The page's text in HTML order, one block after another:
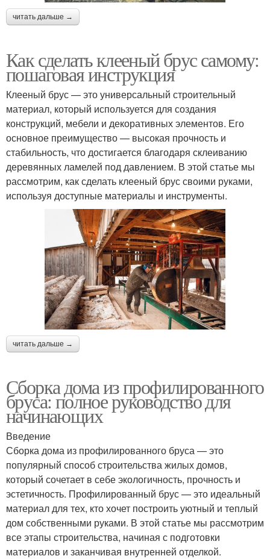
читать дальше →
Как сделать клееный брус самому:
пошаговая инструкция
Клееный брус — это универсальный строительный
материал, который используется для создания
конструкций, мебели и декоративных элементов. Его
основное преимущество — высокая прочность и
стабильность, что достигается благодаря склеиванию
деревянных ламелей под давлением. В этой статье мы
рассмотрим, как сделать клееный брус своими руками,
используя доступные материалы и инструменты.
читать дальше →
Сборка дома из профилированного
бруса: полное руководство для
начинающих
Введение
Сборка дома из профилированного бруса — это
популярный способ строительства жилых домов,
который сочетает в себе экологичность, прочность и
эстетичность. Профилированный брус — это идеальный
материал для тех, кто хочет построить уютный и теплый
дом собственными руками. В этой статье мы рассмотрим
все этапы строительства, начиная с подготовки
материалов и заканчивая внутренней отделкой.